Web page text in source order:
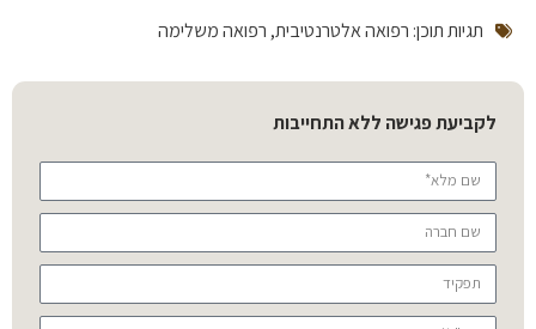
תגיות תוכן: רפואה אלטרנטיבית, רפואה משלימה
לקביעת פגישה ללא התחייבות